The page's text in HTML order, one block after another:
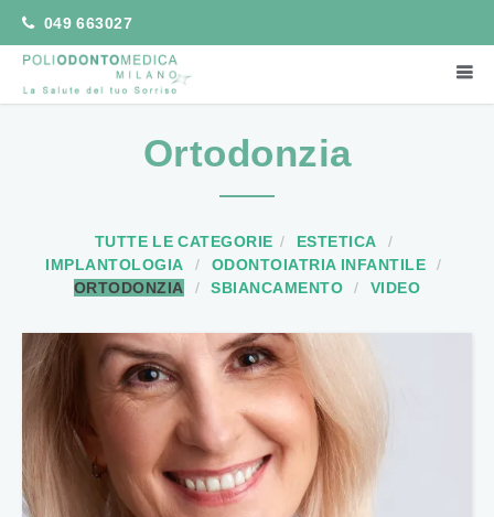
contenuto
049 663027
Ortodonzia
TUTTE LE CATEGORIE
ESTETICA
IMPLANTOLOGIA
ODONTOIATRIA INFANTILE
ORTODONZIA
SBIANCAMENTO VIDEO